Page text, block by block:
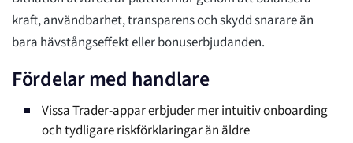
kraft, användbarhet, transparens och skydd snarare än
bara hävstångseffekt eller bonuserbjudanden.
Fördelar med handlare
Vissa Trader-appar erbjuder mer intuitiv onboarding
och tydligare riskförklaringar än äldre